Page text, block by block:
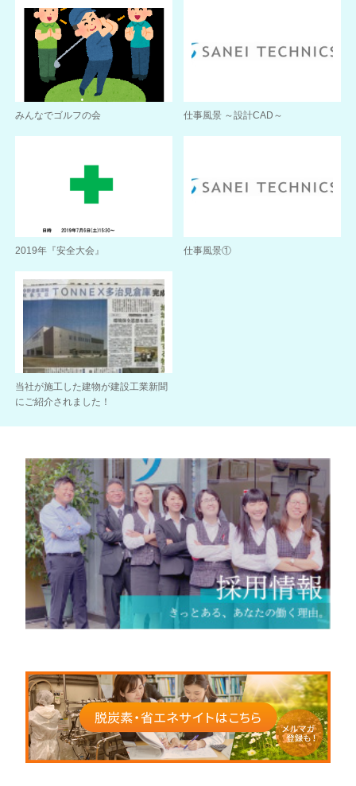
みんなでゴルフの会 仕事風景 ～設計CAD～
2019年『安全大会』 仕事風景①
当社が施工した建物が建設工業新聞
にご紹介されました！